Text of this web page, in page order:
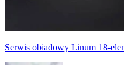
Serwis obiadowy Linum 18-